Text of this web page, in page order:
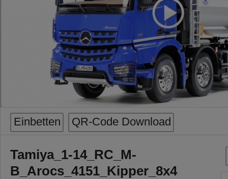
Einbetten QR-Code Download
Tamiya_1-14_RC_M-
B_Arocs_4151_Kipper_8x4